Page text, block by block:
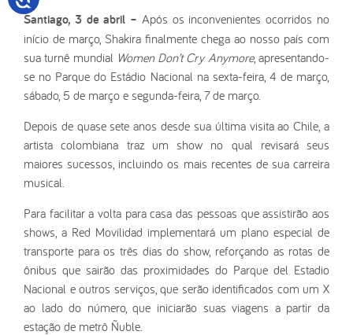
Santiago, 3 de abril – Após os inconvenientes ocorridos no
início de março, Shakira finalmente chega ao nosso país com
sua turnê mundial Women Don’t Cry Anymore, apresentando-
se no Parque do Estádio Nacional na sexta-feira, 4 de março,
sábado, 5 de março e segunda-feira, 7 de março.
Depois de quase sete anos desde sua última visita ao Chile, a
artista colombiana traz um show no qual revisará seus
maiores sucessos, incluindo os mais recentes de sua carreira
musical.
Para facilitar a volta para casa das pessoas que assistirão aos
shows, a Red Movilidad implementará um plano especial de
transporte para os três dias do show, reforçando as rotas de
ônibus que sairão das proximidades do Parque del Estadio
Nacional e outros serviços, que serão identificados com um X
ao lado do número, que iniciarão suas viagens a partir da
estação de metrô Ñuble.